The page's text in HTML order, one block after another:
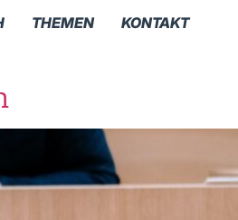
THEMEN KONTAKT